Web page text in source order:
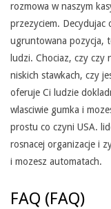
R
C
I
A
T
E
C
H
rozmowa w naszym
przezyciem. Decydujac
ugruntowana pozycja,
ludzi. Chociaz, czy czy
niskich stawkach, czy
oferuje Ci ludzie
wlasciwie gumka i
prostu co czyni USA.
rosnacej organizacje i
i mozesz automatach.
FAQ (FAQ)